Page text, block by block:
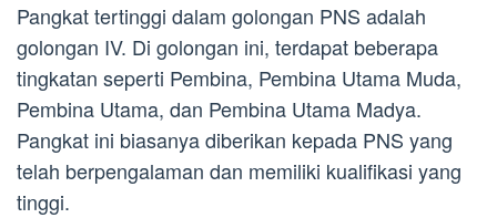
Pangkat tertinggi dalam golongan PNS adalah
golongan IV. Di golongan ini, terdapat beberapa
tingkatan seperti Pembina, Pembina Utama Muda,
Pembina Utama, dan Pembina Utama Madya.
Pangkat ini biasanya diberikan kepada PNS yang
telah berpengalaman dan memiliki kualifikasi yang
tinggi.